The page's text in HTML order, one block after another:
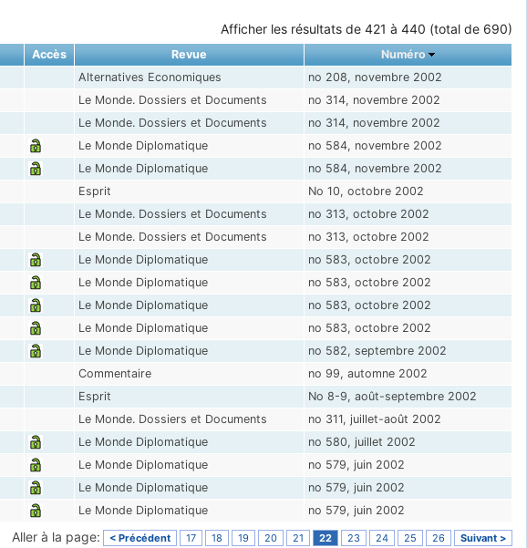
Afficher les résultats de 421 à 440 (total de 690)
Accès Revue
Numéro
Alternatives Economiques
no 208, novembre 2002
Le Monde. Dossiers et Documents
no 314, novembre 2002
Le Monde. Dossiers et Documents
no 314, novembre 2002
Le Monde Diplomatique
no 584, novembre 2002
Le Monde Diplomatique
no 584, novembre 2002
Esprit
No 10, octobre 2002
Le Monde. Dossiers et Documents
no 313, octobre 2002
Le Monde. Dossiers et Documents
no 313, octobre 2002
Le Monde Diplomatique
no 583, octobre 2002
Le Monde Diplomatique
no 583, octobre 2002
Le Monde Diplomatique
no 583, octobre 2002
Le Monde Diplomatique
no 583, octobre 2002
Le Monde Diplomatique
no 582, septembre 2002
Commentaire
no 99, automne 2002
Esprit
No 8-9, août-septembre 2002
Le Monde. Dossiers et Documents
no 311, juillet-août 2002
Le Monde Diplomatique
no 580, juillet 2002
Le Monde Diplomatique
no 579, juin 2002
Le Monde Diplomatique
no 579, juin 2002
Le Monde Diplomatique no 579, juin 2002
Aller à la page: < Précédent 17 18 19 20 21 22 23 24 25 26 Suivant >